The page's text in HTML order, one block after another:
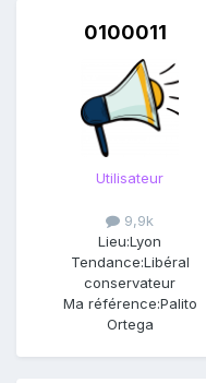
0100011
Utilisateur
9,9k
Lieu:Lyon
Tendance:Libéral
conservateur
Ma référence:Palito
Ortega